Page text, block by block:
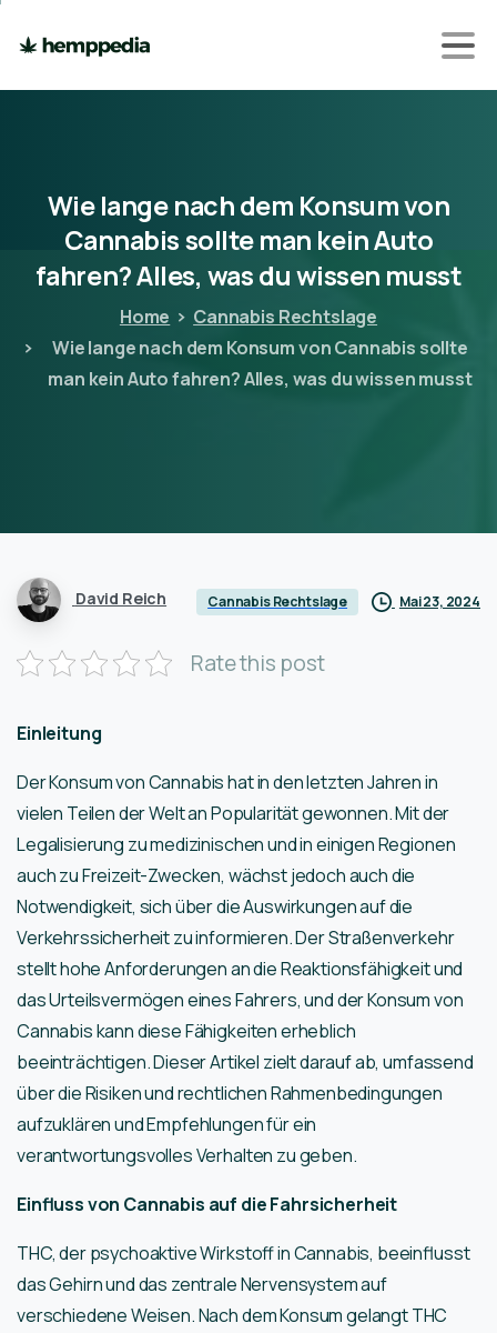
Wie lange nachdem Konsumvon
Cannabissollteman keinAuto
fahren?Alles, wasduwissen musst
Home
Cannabis Rechtslage
Wie lange nach dem Konsum von Cannabis sollte
man kein Auto fahren? Alles, was du wissen musst
David Reich Cannabis Rechtslage Mai 23, 2024
Rate this post
Einleitung
Der Konsum von Cannabis hat in den letzten Jahren in
vielen Teilen der Welt an Popularität gewonnen. Mit der
Legalisierung zu medizinischen und in einigen Regionen
auch zu Freizeit-Zwecken, wächst jedoch auch die
Notwendigkeit, sich über die Auswirkungen auf die
Verkehrssicherheit zu informieren. Der Straßenverkehr
stellt hohe Anforderungen an die Reaktionsfähigkeit und
das Urteilsvermögen eines Fahrers, und der Konsum von
Cannabis kann diese Fähigkeiten erheblich
beeinträchtigen. Dieser Artikel zielt darauf ab, umfassend
über die Risiken und rechtlichen Rahmenbedingungen
aufzuklären und Empfehlungen für ein
verantwortungsvolles Verhalten zu geben.
Einfluss von Cannabis auf die Fahrsicherheit
THC, der psychoaktive Wirkstoff in Cannabis, beeinflusst
das Gehirn und das zentrale Nervensystem auf
verschiedene Weisen. Nach dem Konsum gelangt THC